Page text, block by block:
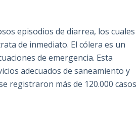
episodios de diarrea, los cuales
de inmediato. El cólera es un
de emergencia. Esta
adecuados de saneamiento y
registraron más de 120.000 casos